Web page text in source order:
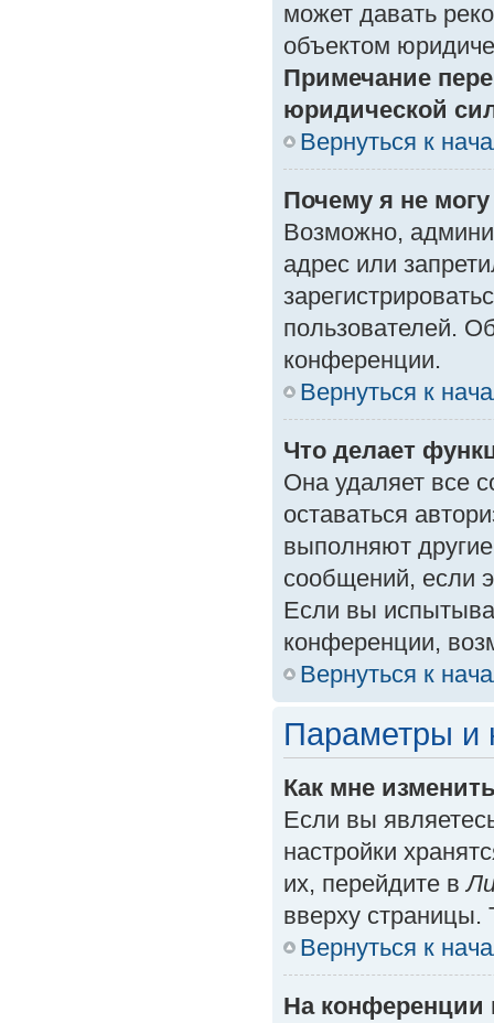
может давать
объектом
Примечание
юридической
Вернуться к
Почему я не
Возможно,
адрес или
пользователей.
конференции.
Вернуться к
Что делает
Она удаляет все
оставаться
выполняют
сообщений, если
Если вы
конференции,
Вернуться к
Параметры и
Как мне
Если вы
настройки
их, перейдите в
вверху страницы.
Вернуться к
На конференции